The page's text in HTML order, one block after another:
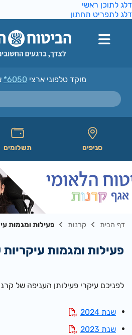
לתוכן ראשי
לתפריט תחתון
מוקד טלפוני ארצי*6050או
סניפים תשלומים
דף הבית קרנות פעילות ומגמות
פעילות ומגמות עיקריות
לפניכם עיקרי פעילותן העניפה של
שנת 2024
שנת 2023